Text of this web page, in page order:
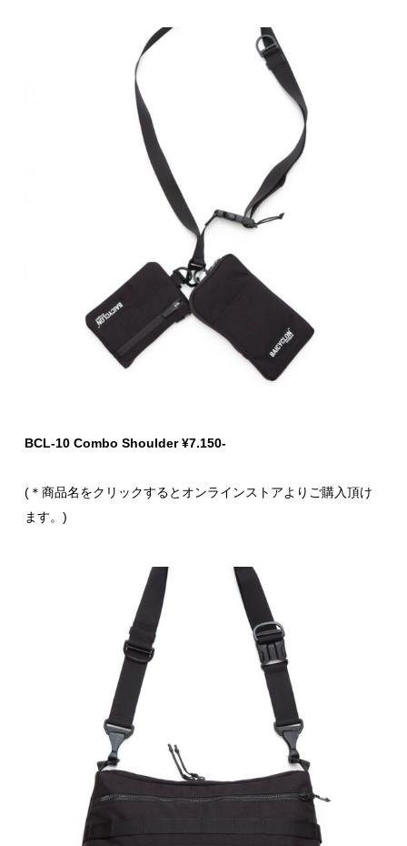
BCL-10 Combo Shoulder ¥7.150-
(＊商品名をクリックするとオンラインストアよりご購入頂け
ます。)